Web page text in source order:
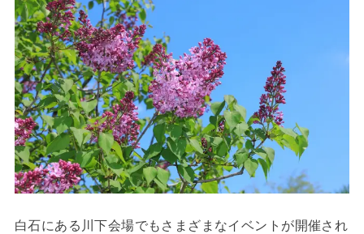
白石にある川下会場でもさまざまなイベントが開催され